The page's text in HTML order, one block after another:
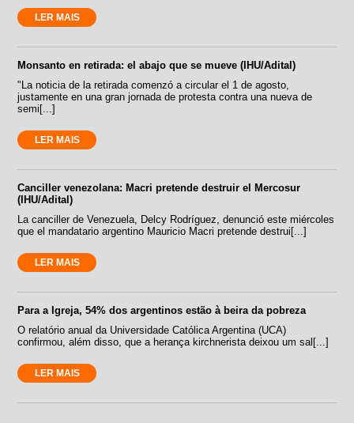
LER MAIS
Monsanto en retirada: el abajo que se mueve (IHU/Adital)
"La noticia de la retirada comenzó a circular el 1 de agosto,
justamente en una gran jornada de protesta contra una nueva de
semi[...]
LER MAIS
Canciller venezolana: Macri pretende destruir el Mercosur
(IHU/Adital)
La canciller de Venezuela, Delcy Rodríguez, denunció este miércoles
que el mandatario argentino Mauricio Macri pretende destrui[...]
LER MAIS
Para a Igreja, 54% dos argentinos estão à beira da pobreza
O relatório anual da Universidade Católica Argentina (UCA)
confirmou, além disso, que a herança kirchnerista deixou um sal[...]
LER MAIS